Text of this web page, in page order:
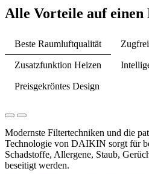
Alle Vorteile auf einen
Beste Raumluftqualität
Zusatzfunktion Heizen
Preisgekröntes Design
Modernste Filtertechniken und die
Technologie von DAIKIN sorgt für
Schadstoffe, Allergene, Staub,
beseitigt werden.